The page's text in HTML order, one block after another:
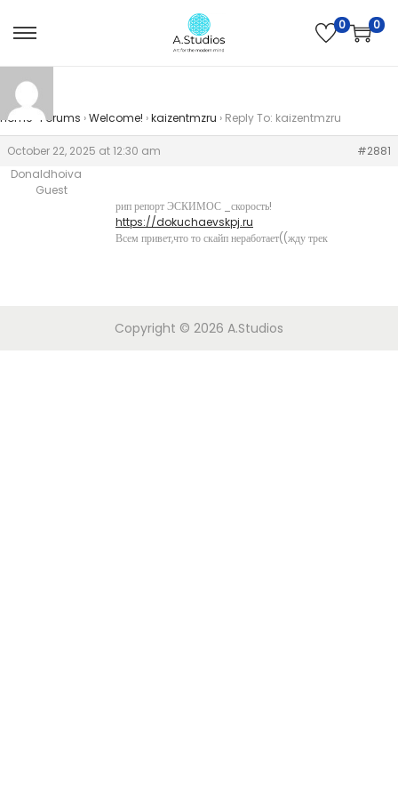
0 0
Home Forums ›Welcome! ›kaizentmzru › Reply To: kaizentmzru
October 22, 2025 at 12:30 am
#2881
Donaldhoiva
Guest
рип репорт ЭСКИМОС _скорость!
https://dokuchaevskpj.ru
Всем привет,что то скайп неработает((жду трек
Copyright © 2026 A.Studios